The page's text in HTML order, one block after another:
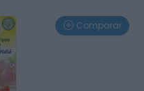
Comparar